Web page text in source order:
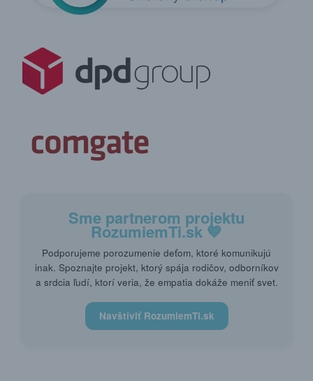
Sme partnerom projektu
RozumiemTi.sk💙
Podporujeme porozumenie deťom, ktoré komunikujú
inak. Spoznajte projekt, ktorý spája rodičov, odborníkov
a srdcia ľudí, ktorí veria, že empatia dokáže meniť svet.
Navštíviť RozumiemTi.sk